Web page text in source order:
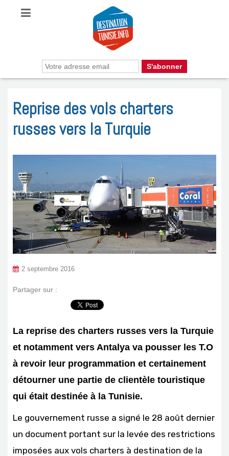
Reprise des vols charters
russes vers la Turquie
2 septembre 2016
Partager sur :
La reprise des charters russes vers la Turquie
et notamment vers Antalya va pousser les T.O
à revoir leur programmation et certainement
détourner une partie de clientèle touristique
qui était destinée à la Tunisie.
Le gouvernement russe a signé le 28 août dernier
un document portant sur la levée des restrictions
imposées aux vols charters à destination de la